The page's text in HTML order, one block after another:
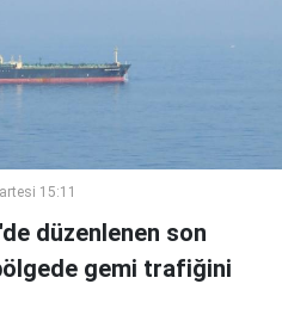
15:11
düzenlenen son
gemi trafiğini